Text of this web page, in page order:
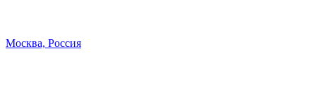
Москва, Россия